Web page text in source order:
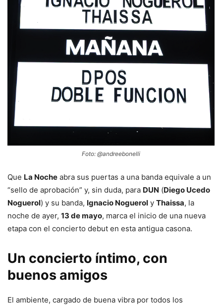
Foto: @andreebonelli
Que La Noche abra sus puertas a una banda equivale a un
“sello de aprobación” y, sin duda, para DUN (Diego Ucedo
Noguerol) y su banda, Ignacio Noguerol y Thaissa, la
noche de ayer, 13 de mayo, marca el inicio de una nueva
etapa con el concierto debut en esta antigua casona.
Un concierto íntimo, con
buenos amigos
El ambiente, cargado de buena vibra por todos los